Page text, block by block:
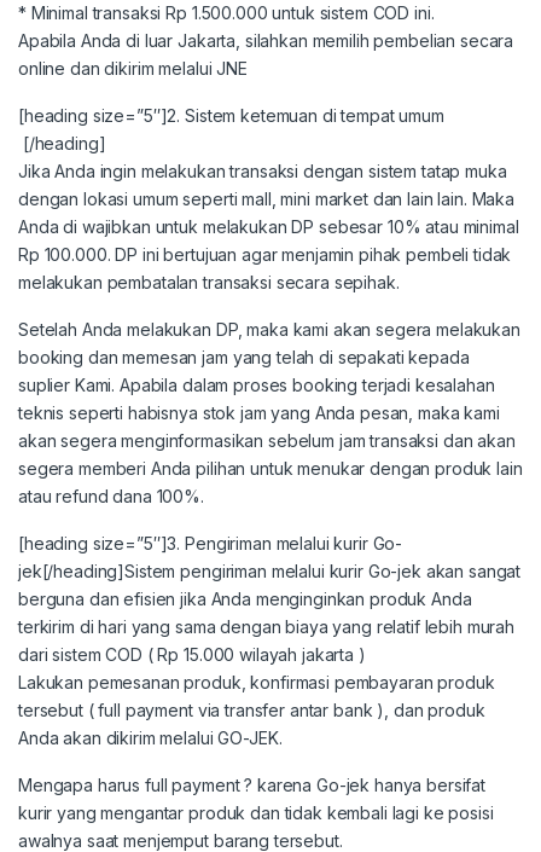
* Minimal transaksi Rp 1.500.000 untuk sistem COD ini.
Apabila Anda di luar Jakarta, silahkan memilih pembelian secara
online dan dikirim melalui JNE
[heading size=”5″]2. Sistem ketemuan di tempat umum
[/heading]
Jika Anda ingin melakukan transaksi dengan sistem tatap muka
dengan lokasi umum seperti mall, mini market dan lain lain. Maka
Anda di wajibkan untuk melakukan DP sebesar 10% atau minimal
Rp 100.000. DP ini bertujuan agar menjamin pihak pembeli tidak
melakukan pembatalan transaksi secara sepihak.
Setelah Anda melakukan DP, maka kami akan segera melakukan
booking dan memesan jam yang telah di sepakati kepada
suplier Kami. Apabila dalam proses booking terjadi kesalahan
teknis seperti habisnya stok jam yang Anda pesan, maka kami
akan segera menginformasikan sebelum jam transaksi dan akan
segera memberi Anda pilihan untuk menukar dengan produk lain
atau refund dana 100%.
[heading size=”5″]3. Pengiriman melalui kurir Go-
jek[/heading]Sistem pengiriman melalui kurir Go-jek akan sangat
berguna dan efisien jika Anda menginginkan produk Anda
terkirim di hari yang sama dengan biaya yang relatif lebih murah
dari sistem COD ( Rp 15.000 wilayah jakarta )
Lakukan pemesanan produk, konfirmasi pembayaran produk
tersebut ( full payment via transfer antar bank ), dan produk
Anda akan dikirim melalui GO-JEK.
Mengapa harus full payment ? karena Go-jek hanya bersifat
kurir yang mengantar produk dan tidak kembali lagi ke posisi
awalnya saat menjemput barang tersebut.